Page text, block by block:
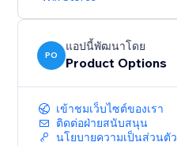
PO
แอปนี้พัฒนาโดย
Product Options
เข้าชมเว็บไซต์ของเรา
ติดต่อฝ่ายสนับสนุน
นโยบายความเป็นส่วนตัว